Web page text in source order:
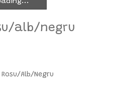
alb/negru
Rosu/alb/negru